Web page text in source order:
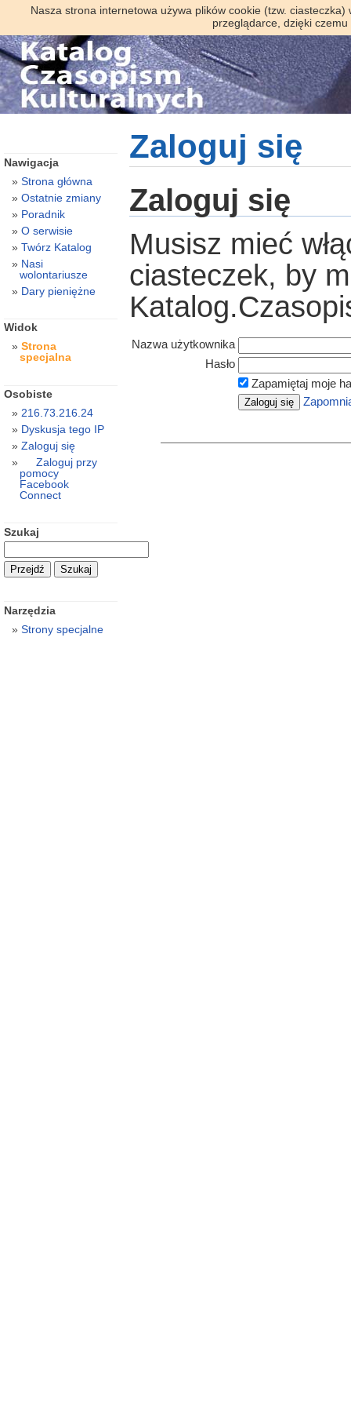
Nasza strona internetowa używa plików cookie (tzw.
przeglądarce, dzięki
Zaloguj się
Zaloguj się
Musisz mieć
ciasteczek, by
Nazwa użytkownika
Hasło
Zapamiętaj moje
Nawigacja
Strona główna
Ostatnie zmiany
Poradnik
O serwisie
Twórz Katalog
Nasi
wolontariusze
Dary pieniężne
Widok
Strona
specjalna
Osobiste
216.73.216.24
Dyskusja tego IP
Zaloguj się
Zaloguj przy
pomocy
Facebook
Connect
Szukaj
Narzędzia
Strony specjalne